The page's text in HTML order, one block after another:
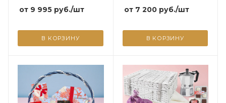
от 9 995 руб./шт
В КОРЗИНУ
от 7 200руб./шт
В КОРЗИНУ